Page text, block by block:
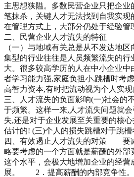
主思想狭隘。多数民营企业只把企
笔抹杀，关键人才无法找到自我实
在管理方式上，大部分仍处于经验管
二、民营企业人才流失的特征
（一）与地域有关总是从不发达地
集型的行业往往是人员频繁流失的
大。很多较高学历的人在中小企业
者学习能力强,家庭负担小,跳槽时考
高智力资本,有时把流动视为个人实现
三、人才流失的负面影响(一)社会的
于频繁。这样一来,人才流失问题就
失,还是对于企业发展至关重要的核
估计的! (三)个人的损失跳槽对于跳
四、有效遏止人才流失的对策 要
略要考虑的一个方面就是薪酬的外
这个水平，会极大地增加企业的经
展。 2．提高薪酬的内部竞争性。